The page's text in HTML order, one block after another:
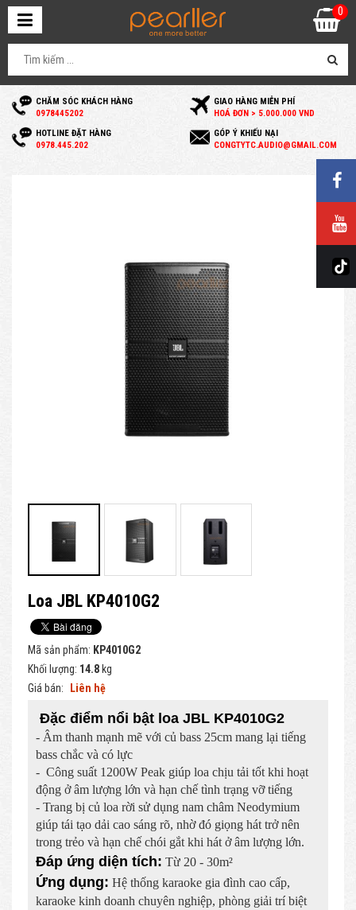
CHĂM SÓC KHÁCH HÀNG
0978445202
GIAO HÀNG MIỄN PHÍ
HOÁ ĐƠN > 5.000.000 VND
HOTLINE ĐẶT HÀNG
0978.445.202
GÓP Ý KHIẾU NẠI
CONGTYTC.AUDIO@GMAIL.COM
0
Loa JBL KP4010G2
Mã sản phẩm: KP4010G2
Khối lượng: 14.8 kg
Giá bán:
Liên hệ
Đặc điểm nổi bật loa JBL KP4010G2
- Âm thanh mạnh mẽ với củ bass 25cm mang lại tiếng
bass chắc và có lực
- Công suất 1200W Peak giúp loa chịu tải tốt khi hoạt
động ở âm lượng lớn và hạn chế tình trạng vỡ tiếng
- Trang bị củ loa rời sử dụng nam châm Neodymium
giúp tái tạo dải cao sáng rõ, nhờ đó giọng hát trở nên
trong trẻo và hạn chế chói gắt khi hát ở âm lượng lớn.
Đáp ứng diện tích: Từ 20 - 30m²
Ứng dụng: Hệ thống karaoke gia đình cao cấp,
karaoke kinh doanh chuyên nghiệp, phòng giải trí biệt